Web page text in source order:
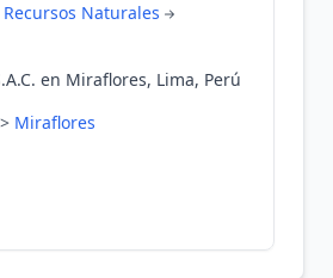
Naturales
en Miraflores, Lima, Perú
> Miraflores